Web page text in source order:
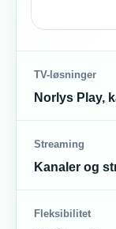
TV-løsninger
Norlys Play,
Streaming
Kanaler og
Fleksibilitet